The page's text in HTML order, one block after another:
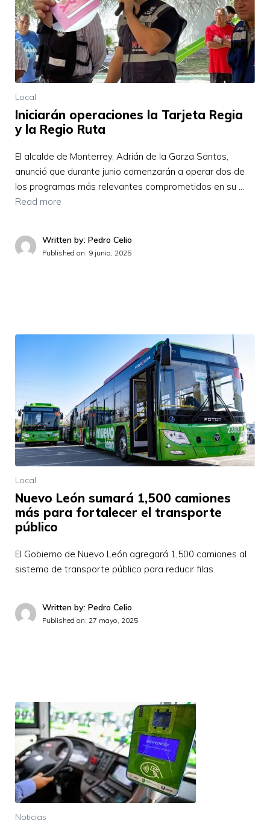
Local
Iniciarán operaciones la Tarjeta Regia
y la Regio Ruta
El alcalde de Monterrey, Adrián de la Garza Santos,
anunció que durante junio comenzarán a operar dos de
los programas más relevantes comprometidos en su …
Read more
Written by: Pedro Celio
Published on: 9 junio, 2025
Local
Nuevo León sumará 1,500 camiones
más para fortalecer el transporte
público
El Gobierno de Nuevo León agregará 1,500 camiones al
sistema de transporte público para reducir filas.
Written by: Pedro Celio
Published on: 27 mayo, 2025
Noticias